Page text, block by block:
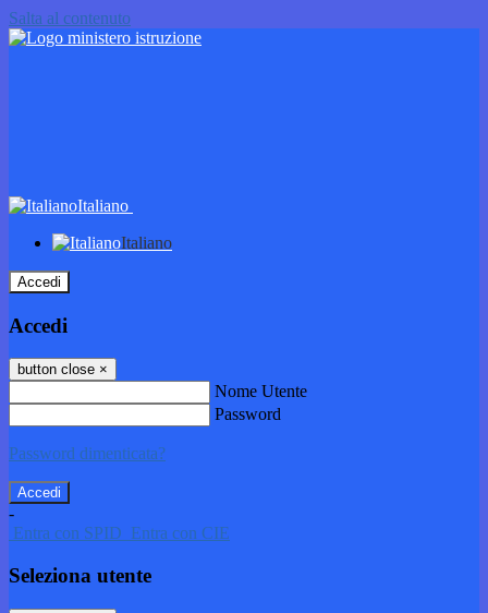
Salta al contenuto
Italiano
Italiano
Accedi
Accedi
button close ×
Nome Utente
Password
Password dimenticata?
-
Entra con SPID Entra con CIE
Seleziona utente